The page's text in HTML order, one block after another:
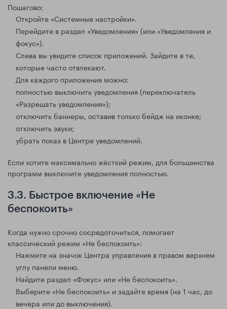
Пошагово:
Откройте «Системные настройки».
Перейдите в раздел «Уведомления» (или «Уведомления и
фокус»).
Слева вы увидите список приложений. Зайдите в те,
которые часто отвлекают.
Для каждого приложения можно:
полностью выключить уведомления (переключатель
«Разрешать уведомления»);
отключить баннеры, оставив только бейдж на иконке;
отключить звуки;
убрать показ в Центре уведомлений.
Если хотите максимально жёсткий режим, для большинства
программ выключите уведомления полностью.
3.3. Быстрое включение «Не
беспокоить»
Когда нужно срочно сосредоточиться, помогает
классический режим «Не беспокоить»:
Нажмите на значок Центра управления в правом верхнем
углу панели меню.
Найдите раздел «Фокус» или «Не беспокоить».
Выберите «Не беспокоить» и задайте время (на 1 час, до
вечера или до выключения).